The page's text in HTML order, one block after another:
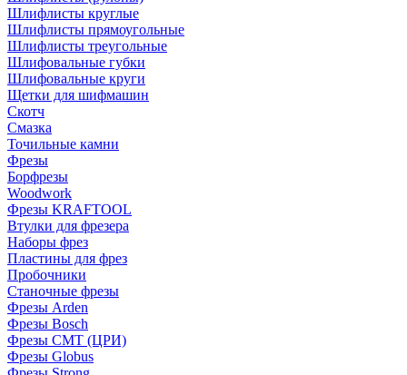
Шлифлисты круглые
Шлифлисты прямоугольные
Шлифлисты треугольные
Шлифовальные губки
Шлифовальные круги
Щетки для шифмашин
Скотч
Смазка
Точильные камни
Фрезы
Борфрезы
Woodwork
Фрезы KRAFTOOL
Втулки для фрезера
Наборы фрез
Пластины для фрез
Пробочники
Станочные фрезы
Фрезы Arden
Фрезы Bosch
Фрезы CMT (ЦРИ)
Фрезы Globus